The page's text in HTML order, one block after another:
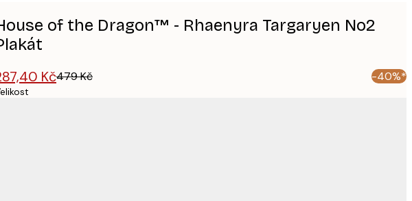
of the Dragon™ - Rhaenyra Targaryen No2
Kč479 Kč -40%*